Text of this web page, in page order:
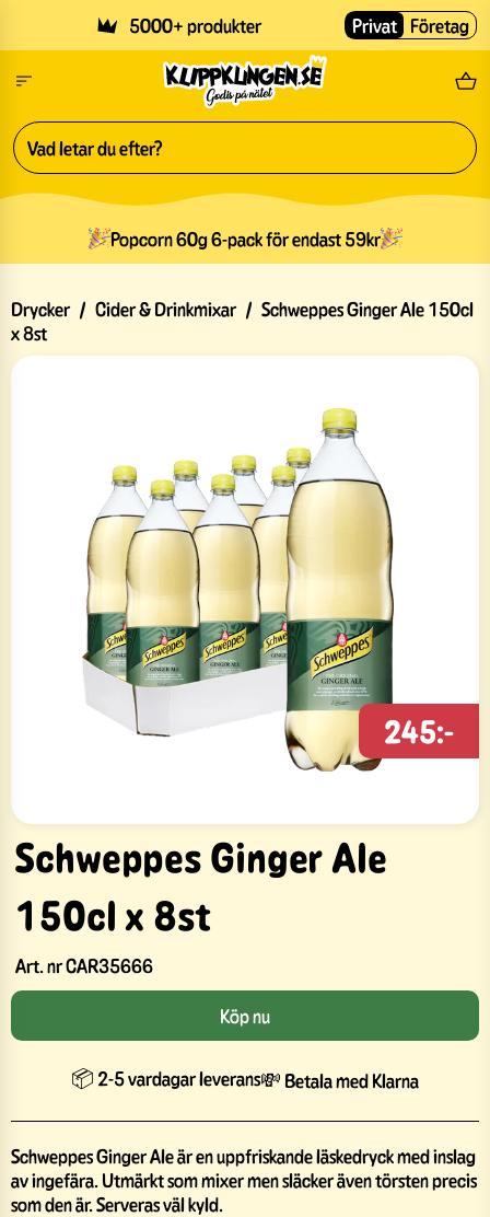
5000+ produkter Fri
Privat Företag
Popcorn 60g 6-pack för endast 59kr
Drycker / Cider & Drinkmixar / Schweppes Ginger Ale 150cl
x 8st
Schweppes Ginger Ale
150cl x 8st
Art. nrCAR35666
245:-
Köp nu
📦 2-5 vardagar leverans💸 Betala med Klarna
Schweppes Ginger Ale är en uppfriskande läskedryck med inslag
av ingefära. Utmärkt som mixer men släcker även törsten precis
som den är. Serveras väl kyld.